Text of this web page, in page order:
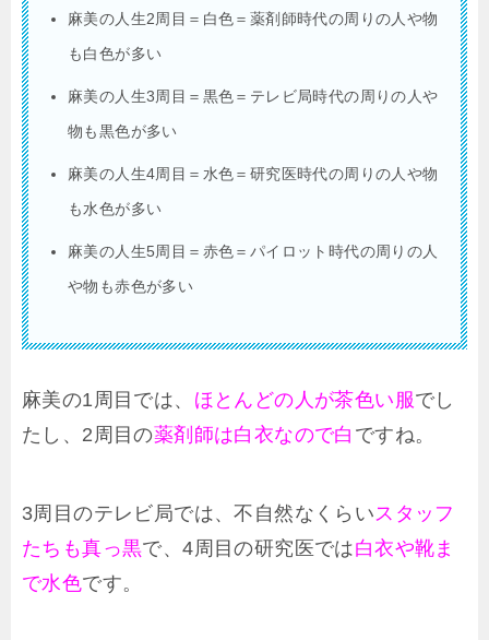
麻美の人生2周目＝白色＝薬剤師時代の周りの人や物
も白色が多い
麻美の人生3周目＝黒色＝テレビ局時代の周りの人や
物も黒色が多い
麻美の人生4周目＝水色＝研究医時代の周りの人や物
も水色が多い
麻美の人生5周目＝赤色＝パイロット時代の周りの人
や物も赤色が多い
麻美の1周目では、 ほとんどの人が茶色い服でし
たし、2周目の薬剤師は白衣なので白 ですね。
3周目のテレビ局では、不自然なくらい スタッフ
たちも真っ黒で、4周目の研究医では白衣や靴ま
で水色です。